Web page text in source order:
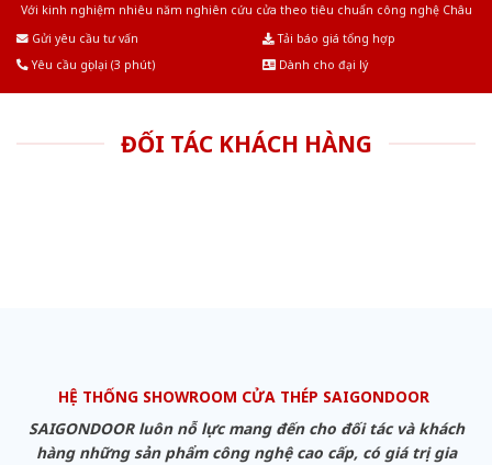
Với kinh nghiệm nhiêu năm nghiên cứu cửa theo tiêu chuẩn công nghệ Châu
Gửi yêu cầu tư vấn
Tải báo giá tổng hợp
Yêu cầu gọi lại (3 phút)
Dành cho đại lý
ĐỐI TÁC KHÁCH HÀNG
HỆ THỐNG SHOWROOM CỬA THÉP SAIGONDOOR
SAIGONDOOR luôn nỗ lực mang đến cho đối tác và khách
hàng những sản phẩm công nghệ cao cấp, có giá trị gia